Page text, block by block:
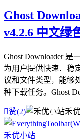
Ghost
v4.2.6 中文绿
Ghost Downloader 是
为用户提供快速、稳
议和文件类型，能够
种下载任务。Ghost
赞(2) 禾